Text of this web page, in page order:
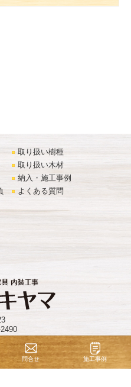
取り扱い樹種
取り扱い木材
納入・施工事例
よくある質問
All Rights Reserved.
問合せ 施工事例